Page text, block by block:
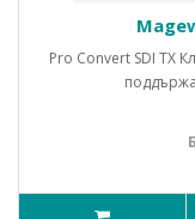
Pro Convert SDI TX